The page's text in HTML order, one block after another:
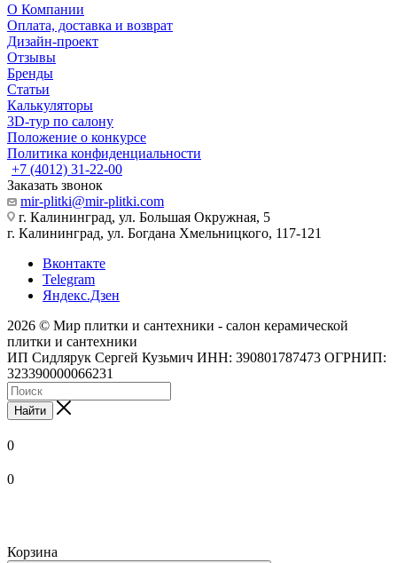
О Компании
Оплата, доставка и возврат
Дизайн-проект
Отзывы
Бренды
Статьи
Калькуляторы
3D-тур по салону
Положение о конкурсе
Политика конфиденциальности
+7 (4012) 31-22-00
Заказать звонок
mir-plitki@mir-plitki.com
г. Калининград, ул. Большая Окружная, 5
г. Калининград, ул. Богдана Хмельницкого, 117-121
Вконтакте
Telegram
Яндекс.Дзен
2026 © Мир плитки и сантехники - салон керамической
плитки и сантехники
ИП Сидлярук Сергей Кузьмич ИНН: 390801787473 ОГРНИП:
323390000066231
Найти
0
0
Корзина